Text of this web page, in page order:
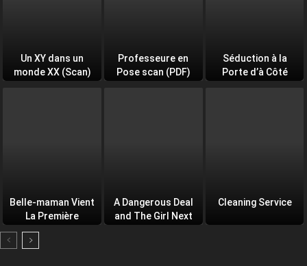
Un XY dans un
monde XX (Scan)
Professeure en
Pose scan (PDF)
Séduction à la
Porte d’à Côté
Belle-maman Vient
La Première
A Dangerous Deal
and The Girl Next
Cleaning Service